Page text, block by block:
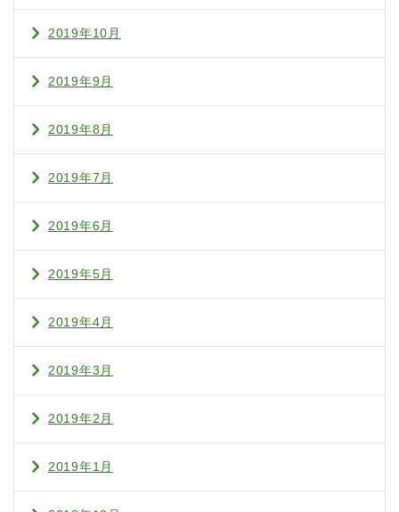
2019年10月
2019年9月
2019年8月
2019年7月
2019年6月
2019年5月
2019年4月
2019年3月
2019年2月
2019年1月